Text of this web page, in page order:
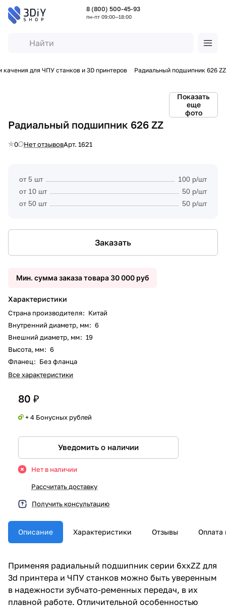
8 (800) 500-45-93
пн-пт 09:00—18:00
для ЧПУ станков и 3D принтеров Радиальный подшипник 626 ZZ
Показать
еще
фото
Радиальный подшипник 626 ZZ
0 Нет отзывовАрт. 1621
от 5 шт
100 р/шт
от 10 шт
50 р/шт
от 50 шт
50 р/шт
Заказать
Мин. сумма заказа товара 30 000 руб
Характеристики
Страна производителя: Китай
Внутренний диаметр, мм: 6
Внешний диаметр, мм: 19
Высота, мм: 6
Фланец: Без фланца
Все характеристики
80 ₽
+ 4 Бонусных рублей
Уведомить о наличии
Нет в наличии
Рассчитать доставку
Получить консультацию
Описание Характеристики Отзывы Оплата
Применяя радиальный подшипник серии 6ххZZ для
3d принтера и ЧПУ станков можно быть уверенным
в надежности зубчато-ременных передач, в их
плавной работе. Отличительной особенностью